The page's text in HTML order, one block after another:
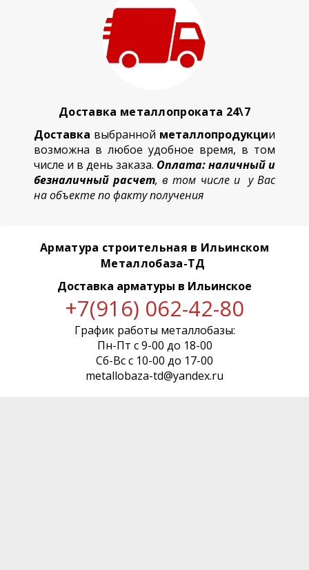
Доставка металлопроката 24\7
Доставка выбранной металлопродукции
возможна в любое удобное время, в том
числе и в день заказа. Оплата: наличный и
безналичный расчет, в том числе и у Вас
на объекте по факту получения
Арматура строительная в Ильинском
Металлобаза-ТД
Доставка арматуры в Ильинское
+7(916) 062-42-80
График работы металлобазы:
Пн-Пт с 9-00 до 18-00
Сб-Вс с 10-00 до 17-00
metallobaza-td@yandex.ru